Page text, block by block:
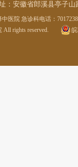
：安徽省郎溪县亭子山
医院 急诊科电话：7017238
All rights reserved.